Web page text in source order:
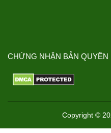
CHỨNG NHẬN BẢN QUYỀN
Copyright ©